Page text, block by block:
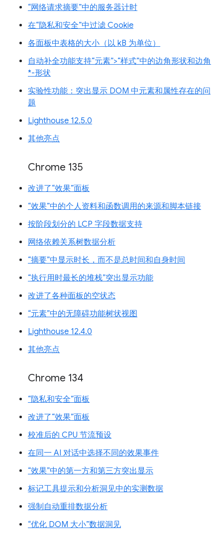
“网络请求摘要”中的服务器计时
在“隐私和安全”中过滤 Cookie
各面板中表格的大小（以 kB 为单位）
自动补全功能支持“元素”>“样式”中的边角形状和边角
*-形状
实验性功能：突出显示 DOM 中元素和属性存在的问
题
Lighthouse 12.5.0
其他亮点
Chrome 135
改进了“效果”面板
“效果”中的个人资料和函数调用的来源和脚本链接
按阶段划分的 LCP 字段数据支持
网络依赖关系树数据分析
“摘要”中显示时长，而不是总时间和自身时间
“执行用时最长的堆栈”突出显示功能
改进了各种面板的空状态
“元素”中的无障碍功能树状视图
Lighthouse 12.4.0
其他亮点
Chrome 134
“隐私和安全”面板
改进了“效果”面板
校准后的 CPU 节流预设
在同一 AI 对话中选择不同的效果事件
“效果”中的第一方和第三方突出显示
标记工具提示和分析洞见中的实测数据
强制自动重排数据分析
“优化 DOM 大小”数据洞见